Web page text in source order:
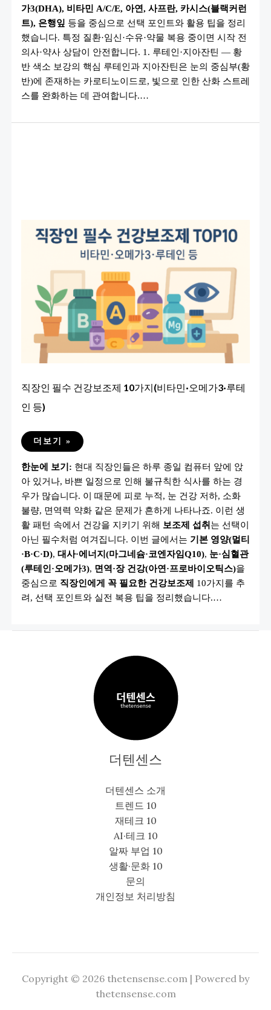
(루
테
인
·
아
스
타
잔
틴
·
블
리
가3(DHA), 비타민 A/C/E, 아연, 사프란, 카시스(블랙커런
트), 은행잎 등을 중심으로 선택 포인트와 활용 팁을 정리
했습니다. 특정 질환·임신·수유·약물 복용 중이면 시작 전
의사·약사 상담이 안전합니다. 1. 루테인·지아잔틴 — 황
반 색소 보강의 핵심 루테인과 지아잔틴은 눈의 중심부(황
반)에 존재하는 카로티노이드로, 빛으로 인한 산화 스트레
스를 완화하는 데 관여합니다.…
직장인 필수 건강보조제 10가지(비타민·오메가3·루테
인 등)
직
필
건
강
보
조
제
10
가
지
(비
타
민
오
메
가
더보기 »
한눈에 보기: 현대 직장인들은 하루 종일 컴퓨터 앞에 앉
아 있거나, 바쁜 일정으로 인해 불규칙한 식사를 하는 경
우가 많습니다. 이 때문에 피로 누적, 눈 건강 저하, 소화
불량, 면역력 약화 같은 문제가 흔하게 나타나죠. 이런 생
활 패턴 속에서 건강을 지키기 위해 보조제 섭취는 선택이
아닌 필수처럼 여겨집니다. 이번 글에서는 기본 영양(멀티
·B·C·D), 대사·에너지(마그네슘·코엔자임Q10), 눈·심혈관
(루테인·오메가3), 면역·장 건강(아연·프로바이오틱스)을
중심으로 직장인에게 꼭 필요한 건강보조제 10가지를 추
려, 선택 포인트와 실전 복용 팁을 정리했습니다.…
더텐센스
더텐센스 소개
트렌드 10
재테크 10
AI·테크 10
알짜 부업 10
생활·문화 10
문의
개인정보 처리방침
Copyright © 2026 thetensense.com | Powered by
thetensense.com